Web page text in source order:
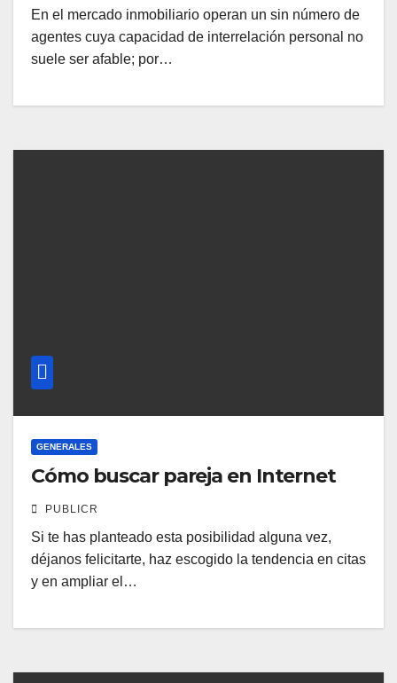
En el mercado inmobiliario operan un sin número de
agentes cuya capacidad de interrelación personal no
suele ser afable; por…
GENERALES
Cómo buscar pareja en Internet
PUBLICR
Si te has planteado esta posibilidad alguna vez,
déjanos felicitarte, haz escogido la tendencia en citas
y en ampliar el…